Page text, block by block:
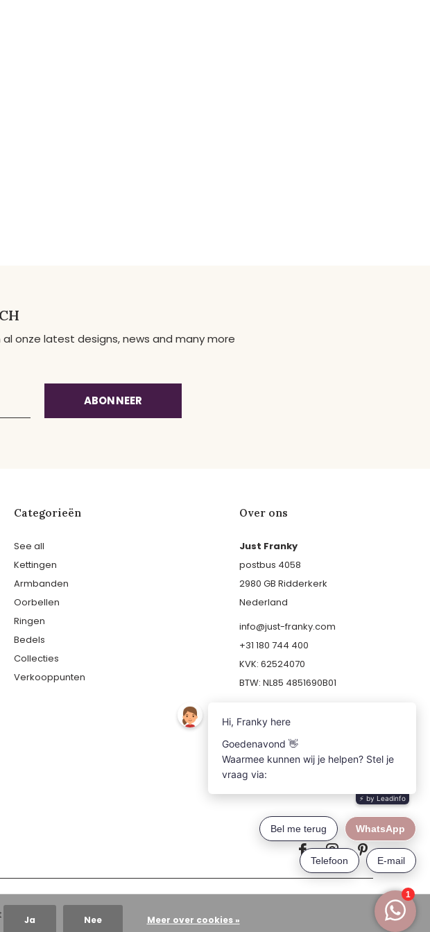
onze latest designs, news and many more
ABONNEER
Categorieën
See all
Kettingen
Armbanden
Oorbellen
Ringen
Bedels
Collecties
Verkooppunten
Over ons
Just Franky
postbus 4058
2980 GB Ridderkerk
Nederland
info@just-franky.com
+31 180 744 400
KVK: 62524070
BTW: NL85 4851690B01
Ja Nee Meer over cookies »